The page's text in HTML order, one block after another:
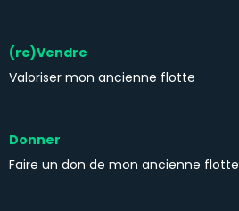
(re)Vendre
Valoriser mon ancienne flotte
Donner
Faire un don de mon ancienne flotte